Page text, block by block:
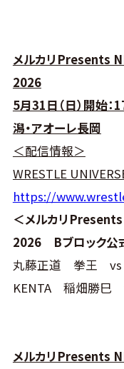
メルカリPresents
2026
5月31日（日）開始
潟・アオーレ長岡
＜配信情報＞
WRESTLE
https://
＜メルカリ
2026 Bブロック公
丸藤正道 拳王 vs
KENTA 稲畑勝巳
メルカリPresents